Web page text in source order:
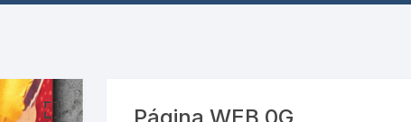
(Web/Moodle + Hosting)
Multimedia
Página WEB 0G